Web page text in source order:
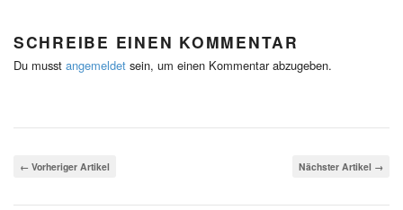
SCHREIBE EINEN KOMMENTAR
Du musst angemeldet sein, um einen Kommentar abzugeben.
Nächster Artikel →
← Vorheriger Artikel